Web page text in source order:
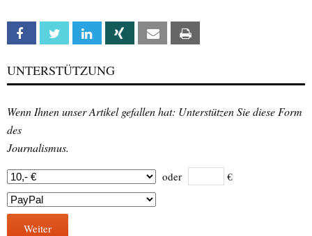
Facebook Twitter Linkedin Xing Email
UNTERSTÜTZUNG
Wenn Ihnen unser Artikel gefallen hat: Unterstützen Sie diese Form
des
Journalismus.
oder €
Weiter